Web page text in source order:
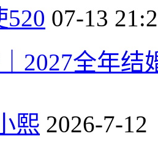
520 07-13
2027全年结
熙 2026-7-12